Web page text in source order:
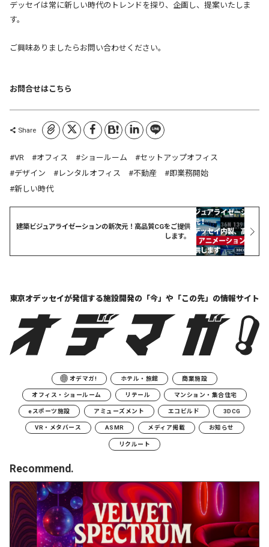
デッセイは常に新しい時代のトレンドを探り、企画し、提案いたしま
す。
ご興味ありましたらお問い合わせください。
お問合せはこちら
Shareコピーしました
VR オフィス ショールーム
セットアップオフィス
デザイン
レンタルオフィス 不動産
即業務開始
新しい時代
建築ビジュアライゼーションの新次元！高品質CGをご提供
します。
東京オデッセイが発信する施設開発の「今」や「この先」の情報サイト
オデマガ! ホテル・旅館 商業施設
オフィス・ショールーム リテール マンション・集合住宅
eスポーツ施設 アミューズメント エコビルド 3DCG
VR・メタバース ASMR メディア掲載 お知らせ
リクルート
Recommend.